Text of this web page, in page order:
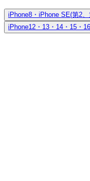
iPhone8・iPhone SE(第2
iPhone12・13・14・15・16